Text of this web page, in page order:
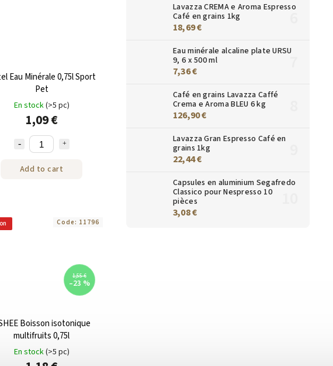
Lavazza CREMA e Aroma Espresso
Café en grains 1kg
18,69 €
Eau minérale alcaline plate URSU
9, 6 x 500 ml
7,36 €
Café en grains Lavazza Caffé
Crema e Aroma BLEU 6 kg
126,90 €
Lavazza Gran Espresso Café en
grains 1kg
22,44 €
Capsules en aluminium Segafredo
Classico pour Nespresso 10
pièces
3,08 €
Eau Minérale 0,75l Sport
Pet
En stock(>5 pc)
1,09 €
Add to cart
1,55 €
–23 %
Boisson isotonique
multifruits 0,75l
En stock(>5 pc)
Code: 11796